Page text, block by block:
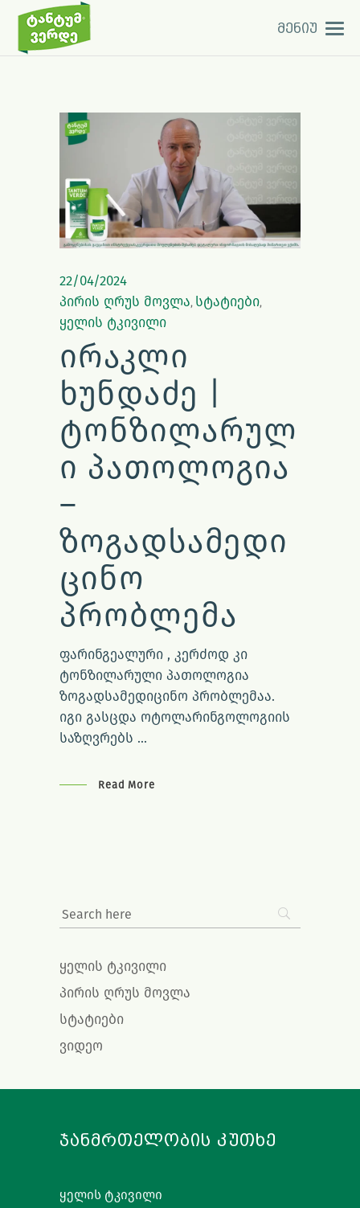
მენიუ
22/04/2024
პირის ღრუს მოვლა, სტატიები,
ყელის ტკივილი
ᲘᲠᲐᲙᲚᲘ
ᲮᲣᲜᲓᲐᲫᲔ |
ᲢᲝᲜᲖᲘᲚᲐᲠᲣᲚ
Ი ᲞᲐᲗᲝᲚᲝᲒᲘᲐ
–
ᲖᲝᲒᲐᲓᲡᲐᲛᲔᲓᲘ
ᲪᲘᲜᲝ
ᲞᲠᲝᲑᲚᲔᲛᲐ
ფარინგეალური , კერძოდ კი
ტონზილარული პათოლოგია
ზოგადსამედიცინო პრობლემაა.
იგი გასცდა ოტოლარინგოლოგიის
საზღვრებს
Read More
ყელის ტკივილი
პირის ღრუს მოვლა
სტატიები
ვიდეო
ᲯᲐᲜᲛᲠᲗᲔᲚᲝᲑᲘᲡ ᲙᲣᲗᲮᲔ
ყელის ტკივილი